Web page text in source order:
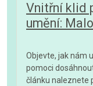
Vnitřní klid
umění:
Objevte, jak nám
pomoci
článku naleznete